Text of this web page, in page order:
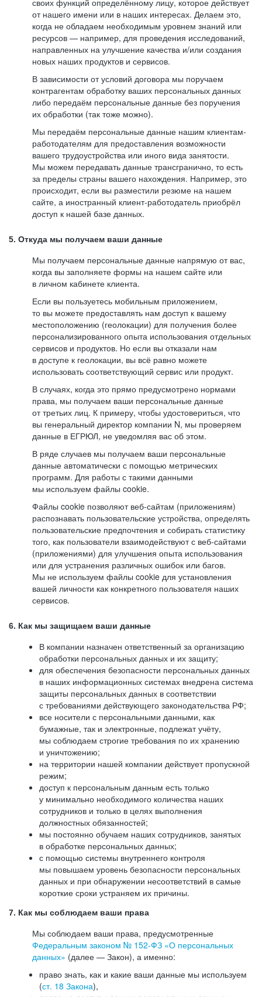
своих функций определённому лицу, которое действует
от нашего имени или в наших интересах. Делаем это,
когда не обладаем необходимым уровнем знаний или
ресурсов — например, для проведения исследований,
направленных на улучшение качества и/или создания
новых наших продуктов и сервисов.
В зависимости от условий договора мы поручаем
контрагентам обработку ваших персональных данных
либо передаём персональные данные без поручения
их обработки (так тоже можно).
Мы передаём персональные данные нашим клиентам-
работодателям для предоставления возможности
вашего трудоустройства или иного вида занятости.
Мы можем передавать данные трансгранично, то есть
за пределы страны вашего нахождения. Например, это
происходит, если вы разместили резюме на нашем
сайте, а иностранный клиент-работодатель приобрёл
доступ к нашей базе данных.
5. Откуда мы получаем ваши данные
Мы получаем персональные данные напрямую от вас,
когда вы заполняете формы на нашем сайте или
в личном кабинете клиента.
Если вы пользуетесь мобильным приложением,
то вы можете предоставлять нам доступ к вашему
местоположению (геолокации) для получения более
персонализированного опыта использования отдельных
сервисов и продуктов. Но если вы отказали нам
в доступе к геолокации, вы всё равно можете
использовать соответствующий сервис или продукт.
В случаях, когда это прямо предусмотрено нормами
права, мы получаем ваши персональные данные
от третьих лиц. К примеру, чтобы удостовериться, что
вы генеральный директор компании N, мы проверяем
данные в ЕГРЮЛ, не уведомляя вас об этом.
В ряде случаев мы получаем ваши персональные
данные автоматически с помощью метрических
программ. Для работы с такими данными
мы используем файлы cookie.
Файлы cookie позволяют веб-сайтам (приложениям)
распознавать пользовательские устройства, определять
пользовательские предпочтения и собирать статистику
того, как пользователи взаимодействуют с веб-сайтами
(приложениями) для улучшения опыта использования
или для устранения различных ошибок или багов.
Мы не используем файлы cookie для установления
вашей личности как конкретного пользователя наших
сервисов.
6. Как мы защищаем ваши данные
В компании назначен ответственный за организацию
обработки персональных данных и их защиту;
для обеспечения безопасности персональных данных
в наших информационных системах внедрена система
защиты персональных данных в соответствии
с требованиями действующего законодательства РФ;
все носители с персональными данными, как
бумажные, так и электронные, подлежат учёту,
мы соблюдаем строгие требования по их хранению
и уничтожению;
на территории нашей компании действует пропускной
режим;
доступ к персональным данным есть только
у минимально необходимого количества наших
сотрудников и только в целях выполнения
должностных обязанностей;
мы постоянно обучаем наших сотрудников, занятых
в обработке персональных данных;
с помощью системы внутреннего контроля
мы повышаем уровень безопасности персональных
данных и при обнаружении несоответствий в самые
короткие сроки устраняем их причины.
7. Как мы соблюдаем ваши права
Мы соблюдаем ваши права, предусмотренные
Федеральным законом № 152-ФЗ «О персональных
данных» (далее — Закон), а именно:
право знать, как и какие ваши данные мы используем
(ст. 18 Закона),